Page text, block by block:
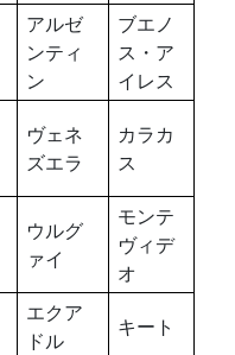
アルゼ
ンティ
ン
ブエノ
ス・ア
イレス
ヴェネ
ズエラ
カラカ
ス
ウルグ
ァイ
モンテ
ヴィデ
オ
エクア
ドル
キート